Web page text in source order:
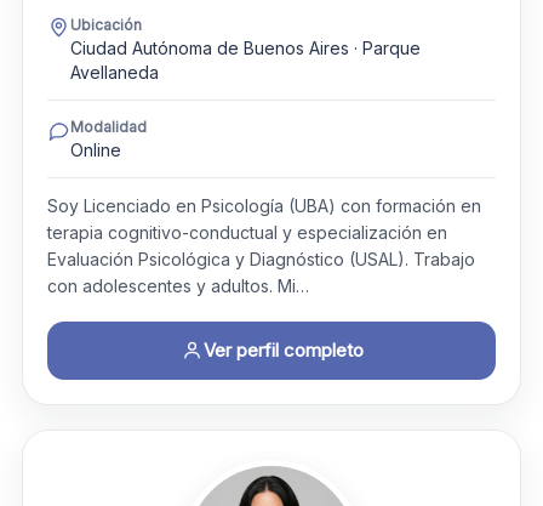
Ubicación
Ciudad Autónoma de Buenos Aires · Parque
Avellaneda
Modalidad
Online
Soy Licenciado en Psicología (UBA) con formación en
terapia cognitivo-conductual y especialización en
Evaluación Psicológica y Diagnóstico (USAL). Trabajo
con adolescentes y adultos. Mi…
Ver perfil completo